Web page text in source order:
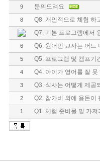
9 문의드려요
8
Q8. 개인적으로 체험 하
Q7. 기본 프로그램에서
6 Q6. 원어민 교사는 어느
5 Q5. 프로그램 및 캠프기
4 Q4. 아이가 영어를 잘
3 Q3. 식사는 어떻게 제공
2 Q2. 참가비 외에 용돈이
1 Q1. 체험 준비물 및 가